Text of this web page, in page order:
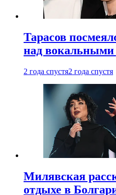
Тарасов
над
2 года спустя2 года спустя
Милявская
отдыхе в